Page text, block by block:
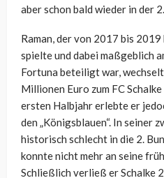
aber schon bald wieder in der
Raman, der von 2017 bis
spielte und dabei maßgeblich
Fortuna beteiligt war,
Millionen Euro zum FC
ersten Halbjahr erlebte er
den „Königsblauen“. In seiner
historisch schlecht in die 2.
konnte nicht mehr an seine
Schließlich verließ er Schalke